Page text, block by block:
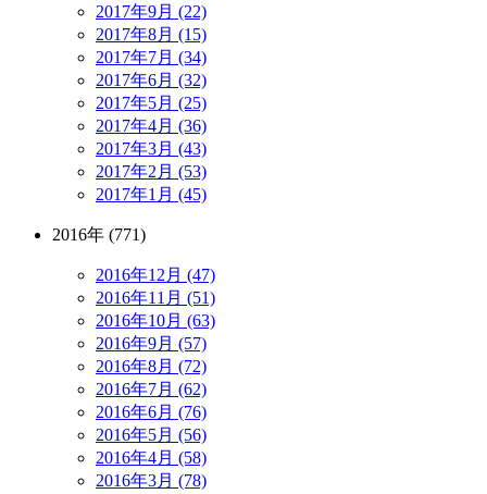
2017年9月 (22)
2017年8月 (15)
2017年7月 (34)
2017年6月 (32)
2017年5月 (25)
2017年4月 (36)
2017年3月 (43)
2017年2月 (53)
2017年1月 (45)
2016年 (771)
2016年12月 (47)
2016年11月 (51)
2016年10月 (63)
2016年9月 (57)
2016年8月 (72)
2016年7月 (62)
2016年6月 (76)
2016年5月 (56)
2016年4月 (58)
2016年3月 (78)